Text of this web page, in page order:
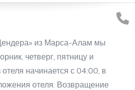
из Марса-Алам мы
четверг, пятницу и
начинается с 04:00, в
отеля. Возвращение